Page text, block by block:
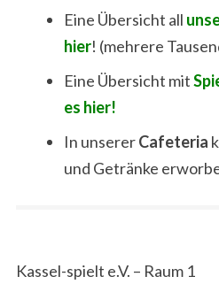
Eine Übersicht all
hier! (mehrere
Eine Übersicht mit
es hier!
In unsererCafeteria
und Getränke
Kassel-spielt e.V. – Raum 1